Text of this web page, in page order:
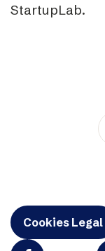
StartupLab.
Cookies Legal